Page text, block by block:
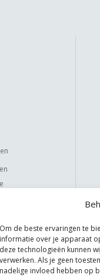
Om de beste ervaringen te
informatie over je apparaat
deze technologieën kunnen
verwerken. Als je geen
nadelige invloed hebben op